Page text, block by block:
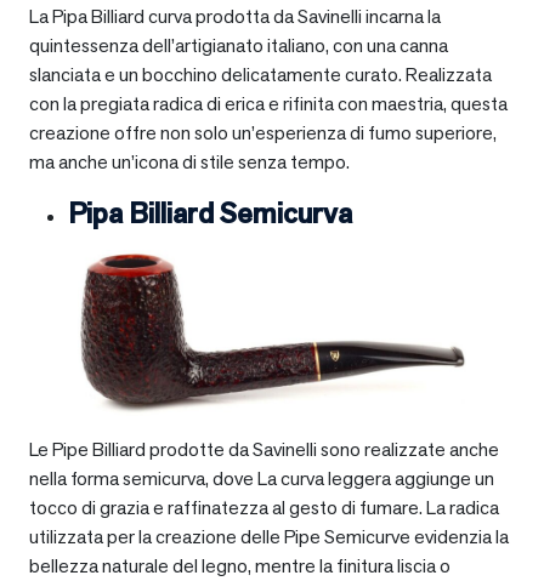
La Pipa Billiard curva prodotta da Savinelli incarna la
quintessenza dell’artigianato italiano, con una canna
slanciata e un bocchino delicatamente curato. Realizzata
con la pregiata radica di erica e rifinita con maestria, questa
creazione offre non solo un’esperienza di fumo superiore,
ma anche un’icona di stile senza tempo.
Pipa Billiard Semicurva
Le Pipe Billiard prodotte da Savinelli sono realizzate anche
nella forma semicurva, dove La curva leggera aggiunge un
tocco di grazia e raffinatezza al gesto di fumare. La radica
utilizzata per la creazione delle Pipe Semicurve evidenzia la
bellezza naturale del legno, mentre la finitura liscia o